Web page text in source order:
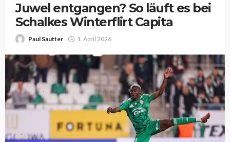
Juwel entgangen? So läuft es bei
Schalkes Winterflirt Capita
Paul Sautter 1. April 2026